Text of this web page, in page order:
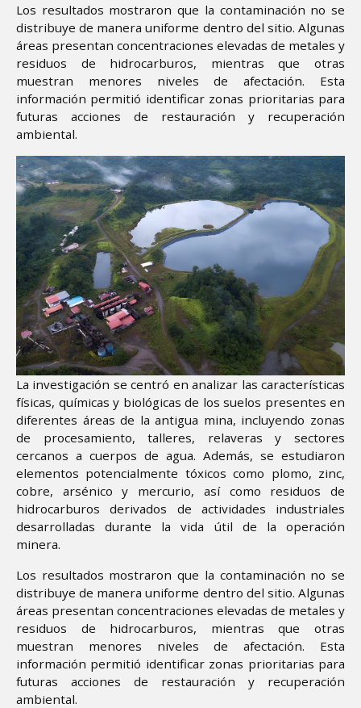
Los resultados mostraron que la contaminación no se
distribuye de manera uniforme dentro del sitio. Algunas
áreas presentan concentraciones elevadas de metales y
residuos de hidrocarburos, mientras que otras
muestran menores niveles de afectación. Esta
información permitió identificar zonas prioritarias para
futuras acciones de restauración y recuperación
ambiental.
La investigación se centró en analizar las características
físicas, químicas y biológicas de los suelos presentes en
diferentes áreas de la antigua mina, incluyendo zonas
de procesamiento, talleres, relaveras y sectores
cercanos a cuerpos de agua. Además, se estudiaron
elementos potencialmente tóxicos como plomo, zinc,
cobre, arsénico y mercurio, así como residuos de
hidrocarburos derivados de actividades industriales
desarrolladas durante la vida útil de la operación
minera.
Los resultados mostraron que la contaminación no se
distribuye de manera uniforme dentro del sitio. Algunas
áreas presentan concentraciones elevadas de metales y
residuos de hidrocarburos, mientras que otras
muestran menores niveles de afectación. Esta
información permitió identificar zonas prioritarias para
futuras acciones de restauración y recuperación
ambiental.